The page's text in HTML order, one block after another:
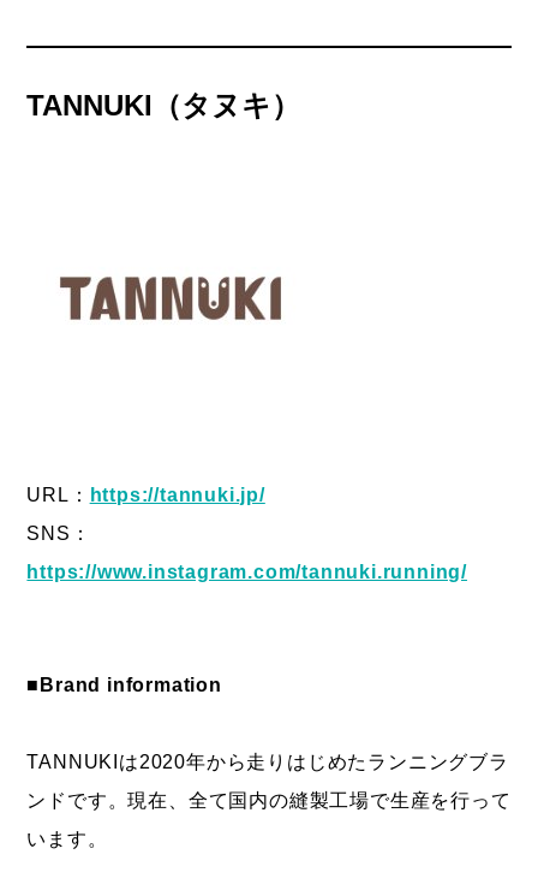
TANNUKI（タ ヌキ）
URL：
https://tannuki.jp/
SNS：
https://www.instagram.com/tannuki.running/
■Brand information
TANNUKIは2020年から走りはじめたランニングブラ
ンドです。現在、全て国内の縫製工場で生産を行って
います。